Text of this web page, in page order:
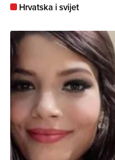
Hrvatska i svijet